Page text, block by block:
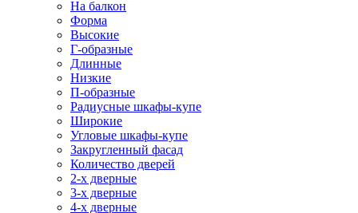
На балкон
Форма
Высокие
Г-образные
Длинные
Низкие
П-образные
Радиусные шкафы-купе
Широкие
Угловые шкафы-купе
Закругленный фасад
Количество дверей
2-х дверные
3-х дверные
4-х дверные